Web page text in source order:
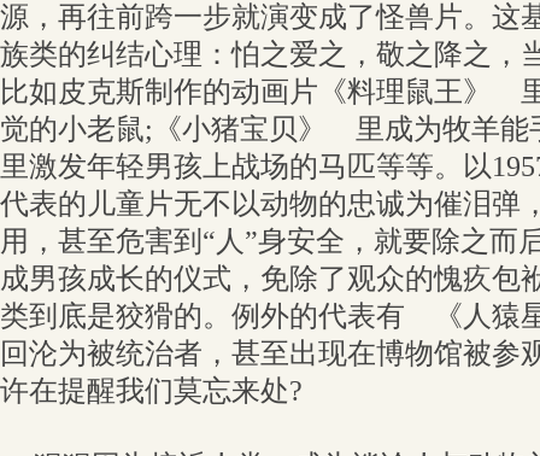
源，再往前跨一步就演变成了怪兽片。这
族类的纠结心理：怕之爱之，敬之降之，
比如皮克斯制作的动画片《料理鼠王》
觉的小老鼠;《小猪宝贝》 里成为牧羊
里激发年轻男孩上战场的马匹等等。以
代表的儿童片无不以动物的忠诚为催泪弹
用，甚至危害到“人”身安全，就要除之而
成男孩成长的仪式，免除了观众的愧疚包
类到底是狡猾的。例外的代表有 《人猿
回沦为被统治者，甚至出现在博物馆被参
许在提醒我们莫忘来处?